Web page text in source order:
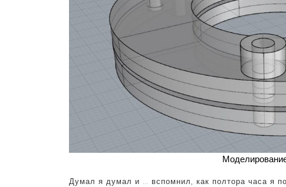
Думал я думал и … вспомнил, как полтора часа я